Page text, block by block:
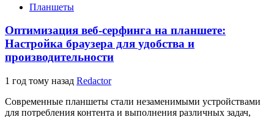
Планшеты
Оптимизация веб-серфинга на планшете:
Настройка браузера для удобства и
производительности
1 год тому назад Redactor
Современные планшеты стали незаменимыми устройствами
для потребления контента и выполнения различных задач,